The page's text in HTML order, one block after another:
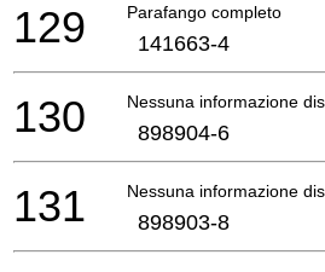
Parafango completo
129 141663-4
Nessuna informazione
130 898904-6
Nessuna informazione
131 898903-8